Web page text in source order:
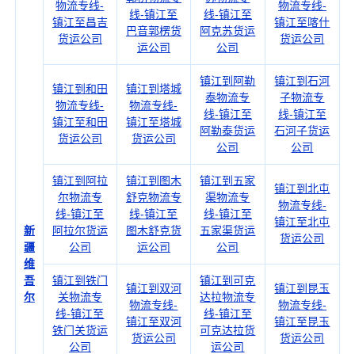
新
疆
维
吾
尔
物流专线-
镇江至昌吉
货运公司
线-镇江至
巴音郭楞货
运公司
线-镇江至
阿克苏货运
公司
物流专线-
镇江至喀什
货运公司
镇江到和田
物流专线-
镇江至和田
货运公司
镇江到塔城
物流专线-
镇江至塔城
货运公司
镇江到阿勒
泰物流专
线-镇江至
阿勒泰货运
公司
镇江到石河
子物流专
线-镇江至
石河子货运
公司
镇江到阿拉
尔物流专
线-镇江至
阿拉尔货运
公司
镇江到图木
舒克物流专
线-镇江至
图木舒克货
运公司
镇江到五家
渠物流专
线-镇江至
五家渠货运
公司
镇江到北屯
物流专线-
镇江至北屯
货运公司
镇江到铁门
关物流专
线-镇江至
铁门关货运
公司
镇江到双河
物流专线-
镇江至双河
货运公司
镇江到可克
达拉物流专
线-镇江至
可克达拉货
运公司
镇江到昆玉
物流专线-
镇江至昆玉
货运公司